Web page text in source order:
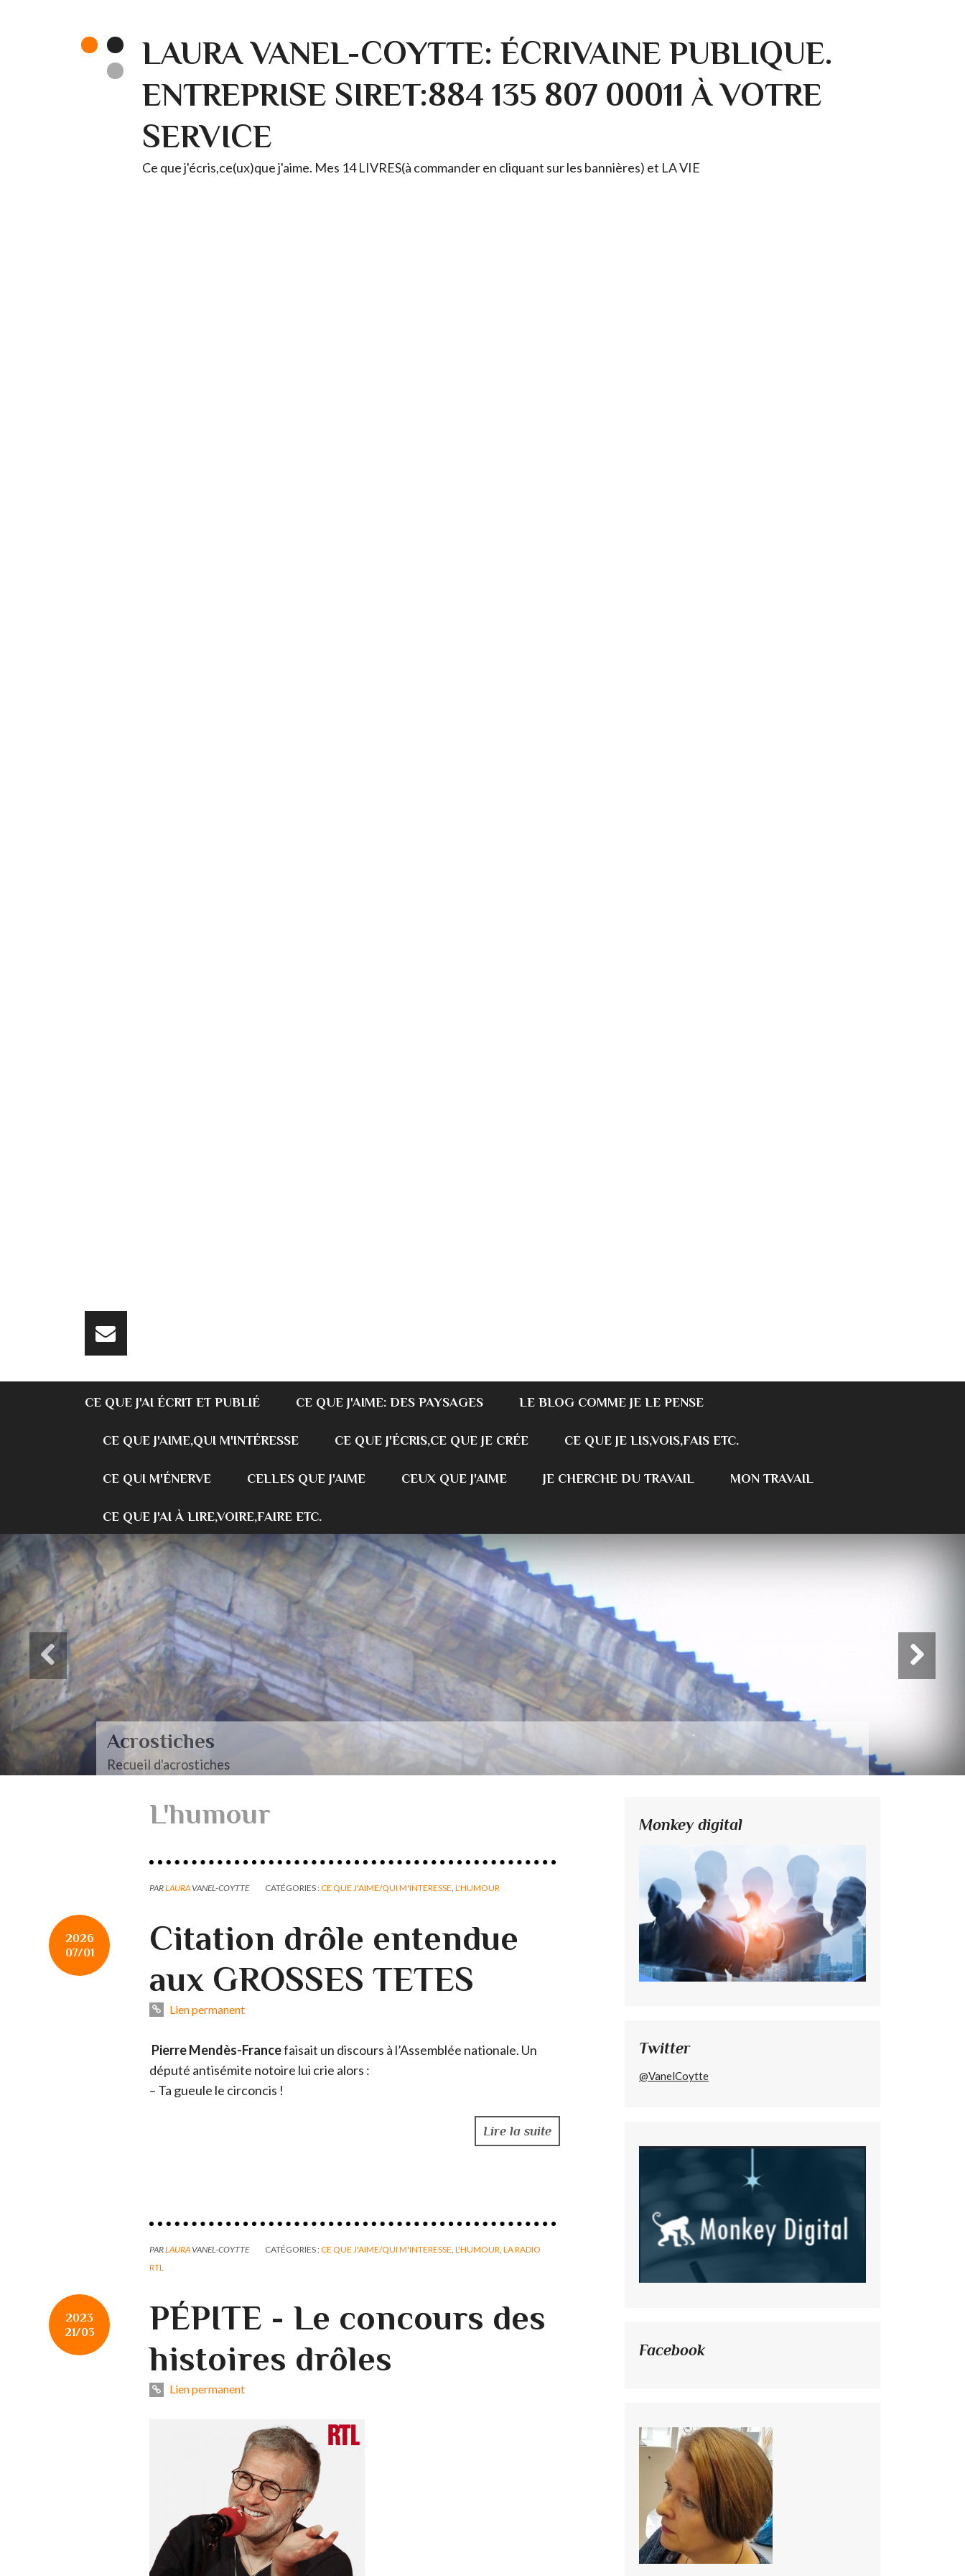
LAURA VANEL-COYTTE: ÉCRIVAINE PUBLIQUE.
ENTREPRISE SIRET:884 135 807 00011 À VOTRE
SERVICE
Ce que j'écris,ce(ux)que j'aime. Mes 14 LIVRES(à commander en cliquant sur les bannières) et LA VIE
CE QUE J'AI ÉCRIT ET PUBLIÉ CE QUE J'AIME: DES PAYSAGES LE BLOG COMME JE LE PENSE
CE QUE J'AIME,QUI M'INTÉRESSE CE QUE J'ÉCRIS,CE QUE JE CRÉE CE QUE JE LIS,VOIS,FAIS ETC.
CE QUI M'ÉNERVE CELLES QUE J'AIME CEUX QUE J'AIME JE CHERCHE DU TRAVAIL MON TRAVAIL
CE QUE J'AI À LIRE,VOIRE,FAIRE ETC.
Acrostiches
Recueil d'acrostiches
L'humour
PARLAURA VANEL-COYTTE CATÉGORIES :CE QUE J'AIME/QUI M'INTERESSE L'HUMOUR
2026
07/01
Citation drôle entendue
aux GROSSES TETES
Lien permanent
Pierre Mendès-Francefaisait un discours à l’Assemblée nationale. Un
député antisémite notoire lui crie alors :
– Ta gueule le circoncis !
Lire la suite
PARLAURA VANEL-COYTTE CATÉGORIES :CE QUE J'AIME/QUI M'INTERESSE, L'HUMOUR, LA RADIO
RTL
2023
21/03
PÉPITE - Le concours des
histoires drôles
Lien permanent
Monkey digital
Twitter
@VanelCoytte
Facebook